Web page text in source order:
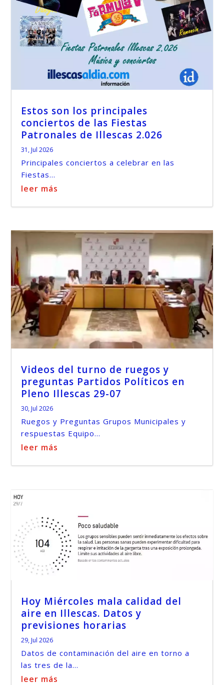
Estos son los principales
conciertos de las Fiestas
Patronales de Illescas 2.026
31, Jul 2026
Principales conciertos a celebrar en las
Fiestas...
leer más
Videos del turno de ruegos y
preguntas Partidos Políticos en
Pleno Illescas 29-07
30, Jul 2026
Ruegos y Preguntas Grupos Municipales y
respuestas Equipo...
leer más
Hoy Miércoles mala calidad del
aire en Illescas. Datos y
previsiones horarias
29, Jul 2026
Datos de contaminación del aire en torno a
las tres de la...
leer más